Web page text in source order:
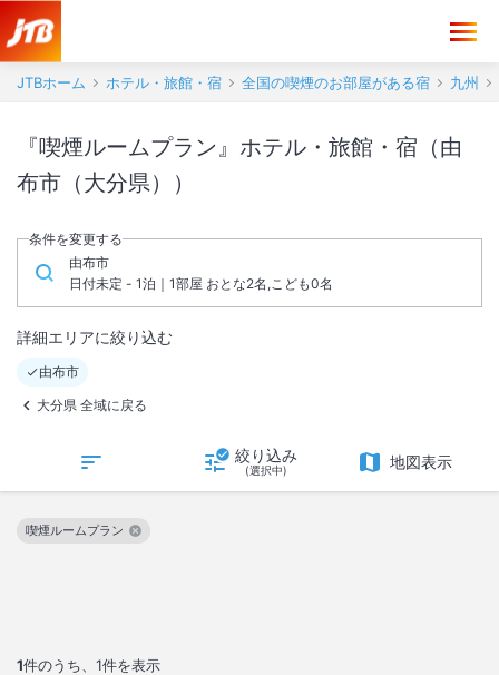
JTBホーム ホテル・旅館・宿 全国の喫煙のお部屋がある宿 九州
『喫煙ルームプラン』ホテル・旅館・宿（由
布市（大分県））
条件を変更する
由布市
日付未定 - 1泊｜1部屋 おとな2名,こども0名
詳細エリアに絞り込む
由布市
大分県 全域に戻る
絞り込み
(選択中) 地図表示
1件のうち、 1件を表示
喫煙ルームプラン
この絞り込み条件を解除